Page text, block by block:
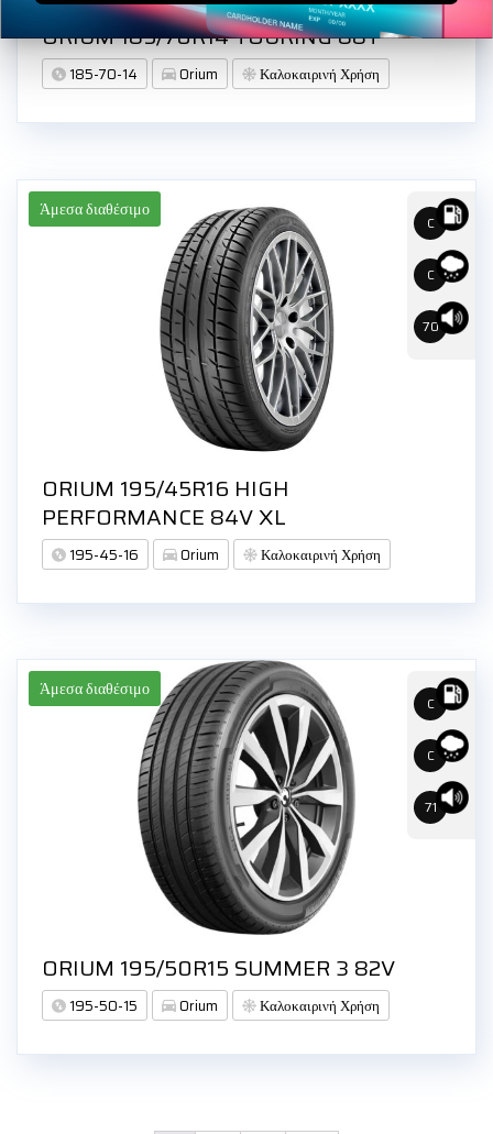
ORIUM 185/70R14 TOURING 88T
185-70-14 Orium Καλοκαιρινή Χρήση
Άμεσα διαθέσιμο
C
C
70
ORIUM 195/45R16 HIGH
PERFORMANCE 84V XL
195-45-16 Orium Καλοκαιρινή Χρήση
Άμεσα διαθέσιμο
C
C
71
ORIUM 195/50R15 SUMMER 3 82V
195-50-15 Orium Καλοκαιρινή Χρήση